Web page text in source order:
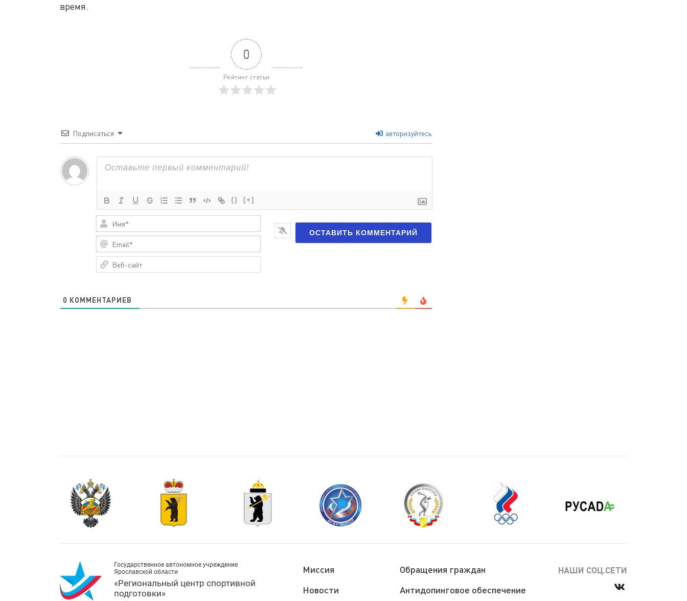
время.
0
Рейтинг статьи
Подписаться авторизуйтесь
{} [+]
Имя*
Email*
сайт
0 КОММЕНТАРИЕВ
Государственное автономное учреждение
Ярославской области
«Региональный центр спортивной
подготовки»
Миссия
Новости
Обращения граждан
Антидопинговое обеспечение
НАШИ СОЦ.СЕТИ